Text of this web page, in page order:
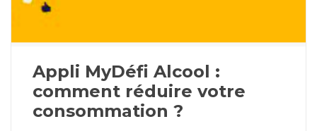
Appli MyDéfi Alcool :
comment réduire votre
consommation ?